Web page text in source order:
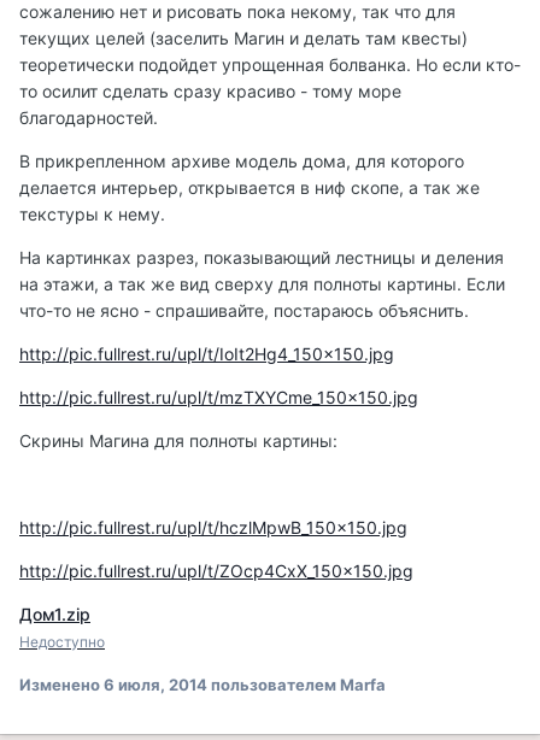
сожалению нет и рисовать пока некому, так что для
текущих целей (заселить Магин и делать там квесты)
теоретически подойдет упрощенная болванка. Но если кто-
то осилит сделать сразу красиво - тому море
благодарностей.
В прикрепленном архиве модель дома, для которого
делается интерьер, открывается в ниф скопе, а так же
текстуры к нему.
На картинках разрез, показывающий лестницы и деления
на этажи, а так же вид сверху для полноты картины. Если
что-то не ясно - спрашивайте, постараюсь объяснить.
http://pic.fullrest.ru/upl/t/IoIt2Hg4_150x150.jpg
http://pic.fullrest.ru/upl/t/mzTXYCme_150x150.jpg
Скрины Магина для полноты картины:
http://pic.fullrest.ru/upl/t/hczlMpwB_150x150.jpg
http://pic.fullrest.ru/upl/t/ZOcp4CxX_150x150.jpg
Дом1.zip
Недоступно
Изменено6 июля, 2014пользователем Marfa